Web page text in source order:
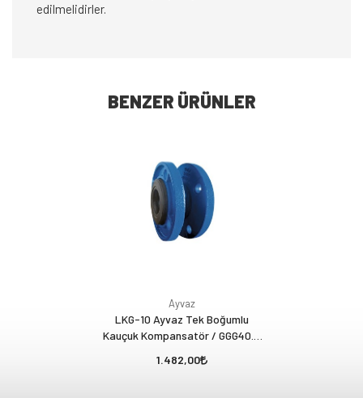
edilmelidirler.
BENZER ÜRÜNLER
Ayvaz
LKG-10 Ayvaz Tek Boğumlu
Kauçuk Kompansatör / GGG40.3
1.482,00